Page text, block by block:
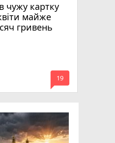
чужу картку
майже
гривень
mode_comment
19